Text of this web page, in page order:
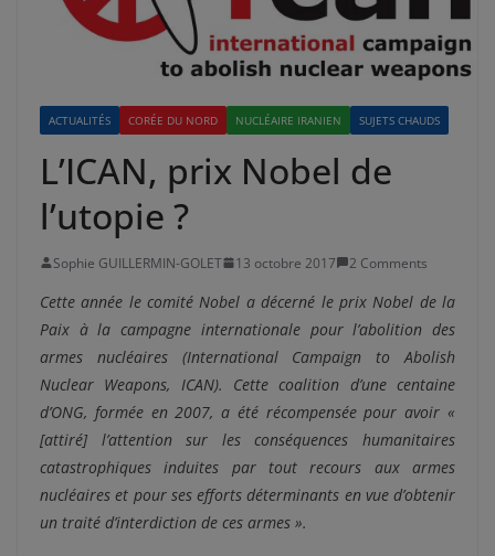
ACTUALITÉS CORÉE DU NORD NUCLÉAIRE IRANIEN SUJETS CHAUDS
L’ICAN, prix Nobel de
l’utopie ?
Sophie GUILLERMIN-GOLET 13 octobre 2017 2 Comments
Cette année le comité Nobel a décerné le prix Nobel de la
Paix à la campagne internationale pour l’abolition des
armes nucléaires (International Campaign to Abolish
Nuclear Weapons, ICAN). Cette coalition d’une centaine
d’ONG, formée en 2007, a été récompensée pour avoir «
[attiré] l’attention sur les conséquences humanitaires
catastrophiques induites par tout recours aux armes
nucléaires et pour ses efforts déterminants en vue d’obtenir
un traité d’interdiction de ces armes ».